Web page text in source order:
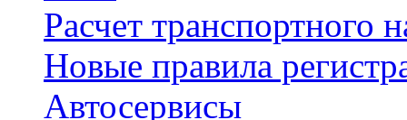
Расчет транспортного
Новые правила
Автосервисы